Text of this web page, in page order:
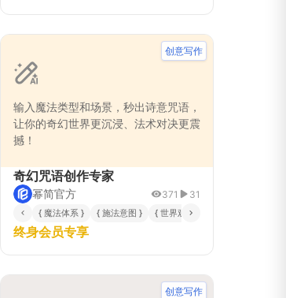
方式风格 }
输入魔法类型和场景，秒出诗意咒语，
让你的奇幻世界更沉浸、法术对决更震
撼！
创意写作
奇幻咒语创作专家
幂简官方 371 31
{ 魔法体系 } { 施法意图 } { 世界观背景 }
终身会员专享
创意写作